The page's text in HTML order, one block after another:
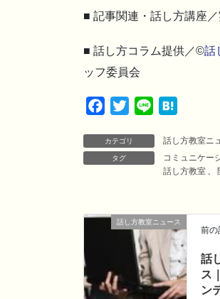
■ 記事関連・話し方講座
■ 話し方コラム提供／©話
ッフ委員会
c
o
i
r
e
t
e
カテゴリ 話し方教室ニ
タグ コミュニケー
話し方教室 、
話し方教室ニュース
前の
話
ス
ン